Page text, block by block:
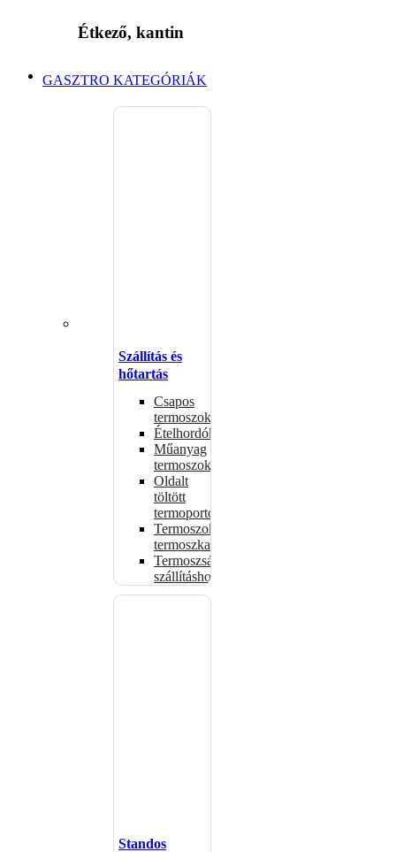
Étkező, kantin
GASZTRO KATEGÓRIÁK
Szállítás és
hőtartás
Csapos
termoszok
Ételhordók
Műanyag
termoszok
Oldalt
töltött
termoportok
Termoszok,
termoszkannák
Termoszsákok
szállításhoz
Standos